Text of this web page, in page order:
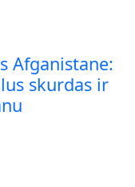
Afganistane:
skurdas ir